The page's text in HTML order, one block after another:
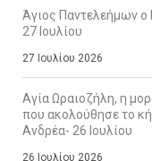
Άγιος Παντελεήμων ο
27 Ιουλίου
27 Ιουλίου 2026
Αγία Ωραιοζήλη, η
που ακολούθησε το
Ανδρέα- 26 Ιουλίου
26 Ιουλίου 2026